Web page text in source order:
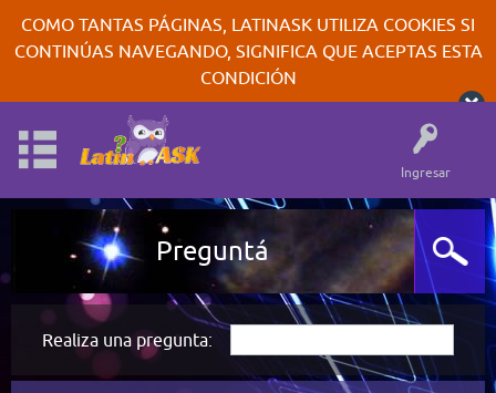
COMO TANTAS PÁGINAS, LATINASK UTILIZA COOKIES SI
CONTINÚAS NAVEGANDO, SIGNIFICA QUE ACEPTAS ESTA
CONDICIÓN
Ingresar
Preguntá
Realiza una pregunta: